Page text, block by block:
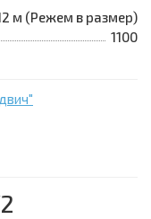
м (Режем в размер)
1100